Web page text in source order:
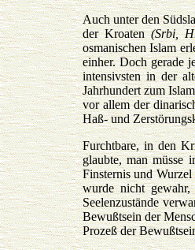
Auch unter den
der Kroaten(Srbi,
osmanischen Islam
einher. Doch gerade
intensivsten in der
Jahrhundert zum
vor allem der
Haß- und
Furchtbare, in den
glaubte, man müsse
Finsternis und
wurde nicht
Seelenzustände
Bewußtsein der
Prozeß der